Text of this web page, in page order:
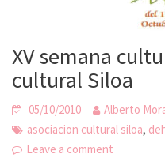
XV semana
cultural Siloa
05/10/2010
Alberto
asociacion cultural siloa,
Leave a comment